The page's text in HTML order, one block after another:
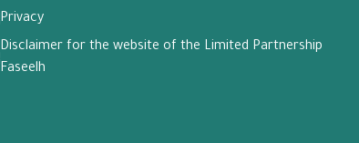
Privacy
Disclaimer for the website of the Limited Partnership
Faseelh